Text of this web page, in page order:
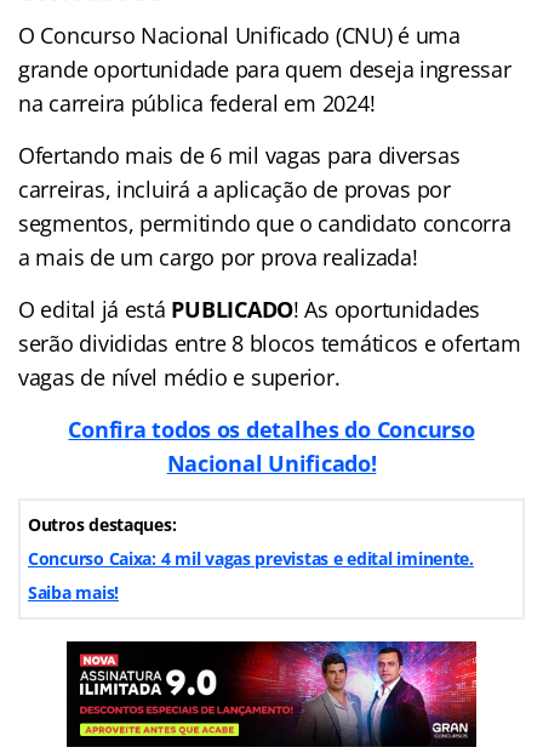
O Concurso Nacional Unificado (CNU) é uma
grande oportunidade para quem deseja ingressar
na carreira pública federal em 2024!
Ofertando mais de 6 mil vagas para diversas
carreiras, incluirá a aplicação de provas por
segmentos, permitindo que o candidato concorra
a mais de um cargo por prova realizada!
O edital já está PUBLICADO! As oportunidades
serão divididas entre 8 blocos temáticos e ofertam
vagas de nível médio e superior.
Confira todos os detalhes do Concurso
Nacional Unificado!
Outros destaques:
Concurso Caixa: 4 mil vagas previstas e edital iminente.
Saibamais!